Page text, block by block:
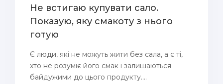
Не встигаю купувати сало.
Показую, яку смакоту з нього
готую
Є люди, які не можуть жити без сала, а є ті,
хто не розуміє його смак і залишаються
байдужими до цього продукту....